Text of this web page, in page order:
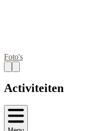
Foto's
Activiteiten